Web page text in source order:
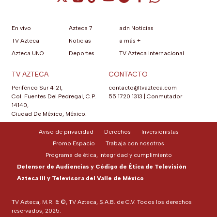
En vivo
TV Azteca
Azteca UNO
Azteca 7
Noticias
Deportes
adn Noticias
a más +
TV Azteca Internacional
TV AZTECA
Periférico Sur 4121,
Col. Fuentes Del Pedregal, C.P.
14140,
Ciudad De México, México.
CONTACTO
contacto@tvazteca.com
55 1720 1313
Conmutador
TV Azteca, M.R. & ©, TV Azteca, S.A.B. de C.V. Todos los derechos
reservados, 2025.
Aviso de privacidad Derechos
Inversionistas
Promo Espacio
Trabaja con nosotros
Programa de ética, integridad y cumplimiento
Defensor de Audiencias y Código de Ética de Televisión
Azteca III y Televisora del Valle de México